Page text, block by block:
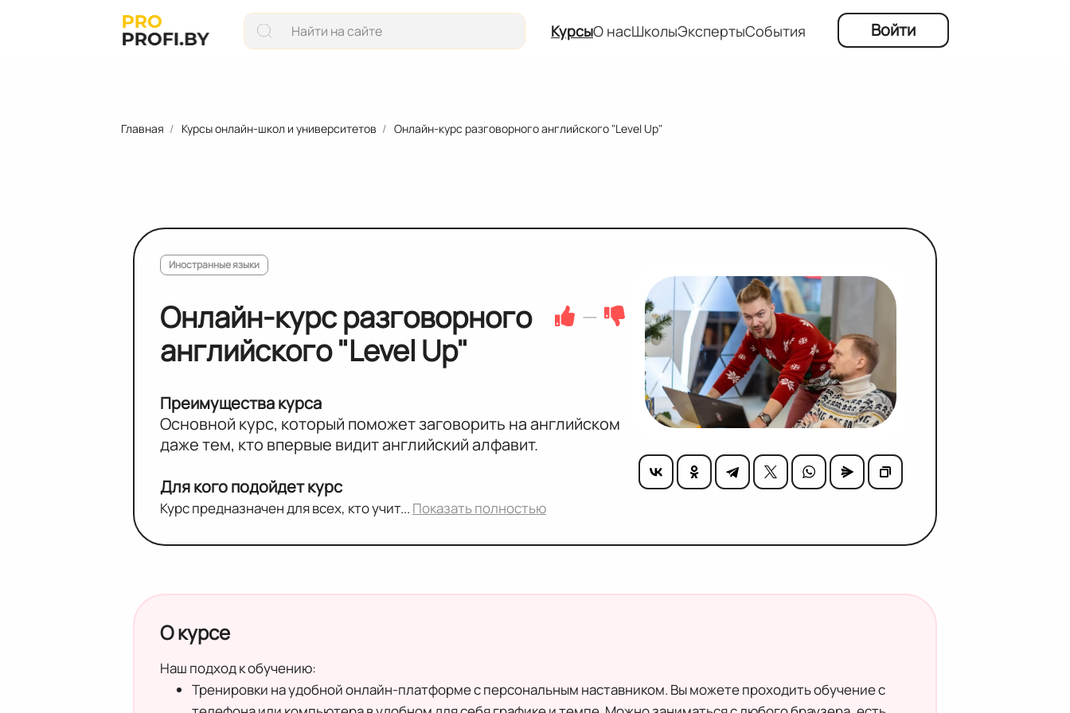
КурсыО насШколыЭкспертыСобытия Войти
О нас
События
Главная Курсы онлайн-школ и университетов Онлайн-курс разговорного английского "Level Up"
Иностранные языки
Онлайн-курс разговорного
английского "Level Up"
—
Преимущества курса
Основной курс, который поможет заговорить на английском
даже тем, кто впервые видит английский алфавит.
Для кого подойдет курс
Курс предназначен для всех, кто учит... Показать полностью
О курсе
Наш подход к обучению:
Тренировки на удобной онлайн-платформе с персональным наставником. Вы можете проходить обучение с